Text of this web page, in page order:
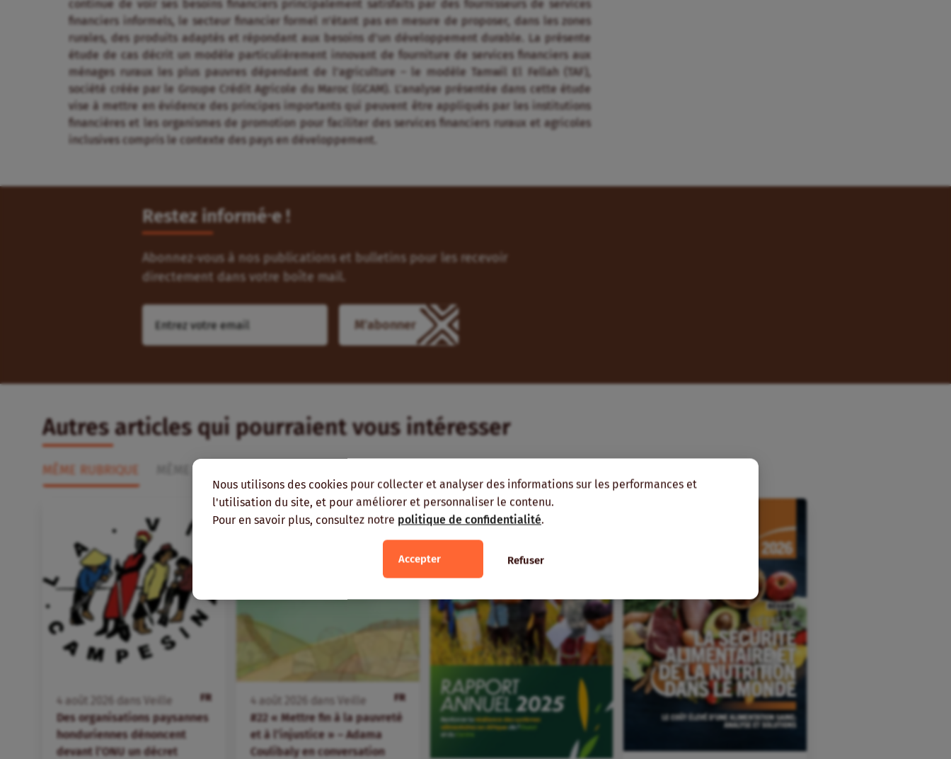
Nous utilisons des cookies pour collecter et analyser des informations sur les performances et
l'utilisation du site, et pour améliorer et personnaliser le contenu.
Pour en savoir plus, consultez notre politique de confidentialité.
Accepter Refuser
continue de voir ses besoins financiers principalement satisfaits par des fournisseurs de services
financiers informels, le secteur financier formel n’étant pas en mesure de proposer, dans les zones
rurales, des produits adaptés et répondant aux besoins d’un développement durable. La présente
étude de cas décrit un modèle particulièrement innovant de fourniture de services financiers aux
ménages ruraux les plus pauvres dépendant de l’agriculture – le modèle Tamwil El Fellah (TAF),
société créée par le Groupe Crédit Agricole du Maroc (GCAM). L’analyse présentée dans cette étude
vise à mettre en évidence des principes importants qui peuvent être appliqués par les institutions
financières et les organismes de promotion pour faciliter des services financiers ruraux et agricoles
inclusives compris le contexte des pays en développement.
Restez informé⸱e !
Abonnez-vous à nos publications et bulletins pour les recevoir
directement dans votre boîte mail.
M'abonner
Autres articles qui pourraient vous intéresser
MÊME RUBRIQUE MÊME THÉMATIQUE
FR
4 août dans
Veille
Des organisations paysannes
honduriennes dénoncent
devant l’ONU un décret
FR
4 août dans
Veille
#22 « Mettre fin à la pauvreté
et à l’injustice » – Adama
Coulibaly en conversation